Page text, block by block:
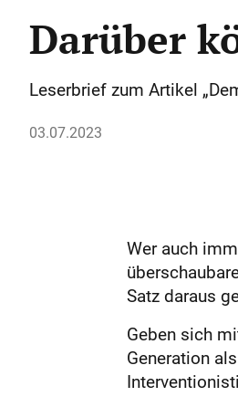
Darüber
Leserbrief zum Artikel
03.07.2023
Wer auch
Satz daraus
Geben sich
Generation